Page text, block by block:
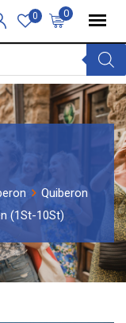
0
0
Quiberon
(1St-10St)